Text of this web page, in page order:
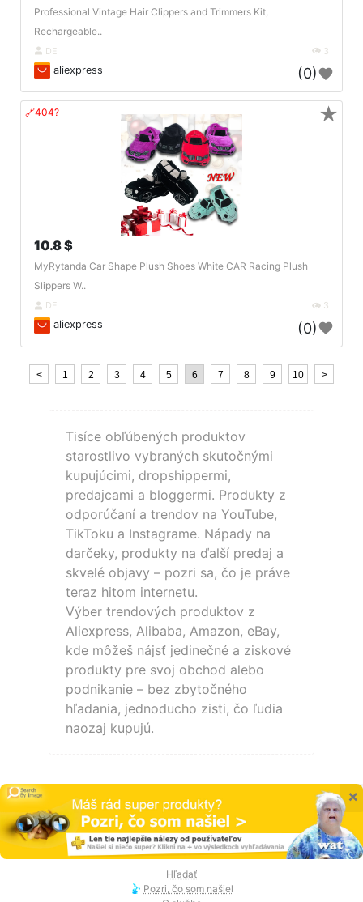
Professional Vintage Hair Clippers and Trimmers Kit,
Rechargeable..
DE 3
aliexpress (0)
🔗404?
10.8 $
MyRytanda Car Shape Plush Shoes White CAR Racing Plush
Slippers W..
DE 3
aliexpress (0)
★
< 1 2 3 4 5 6 7 8 9 10 >
Tisíce obľúbených produktov
starostlivo vybraných skutočnými
kupujúcimi, dropshippermi,
predajcami a bloggermi. Produkty z
odporúčaní a trendov na YouTube,
TikToku a Instagrame. Nápady na
darčeky, produkty na ďalší predaj a
skvelé objavy – pozri sa, čo je práve
teraz hitom internetu.
Výber trendových produktov z
Aliexpress, Alibaba, Amazon, eBay,
kde môžeš nájsť jedinečné a ziskové
produkty pre svoj obchod alebo
podnikanie – bez zbytočného
hľadania, jednoducho zisti, čo ľudia
naozaj kupujú.
×
Hľadať
Pozri, čo som našiel